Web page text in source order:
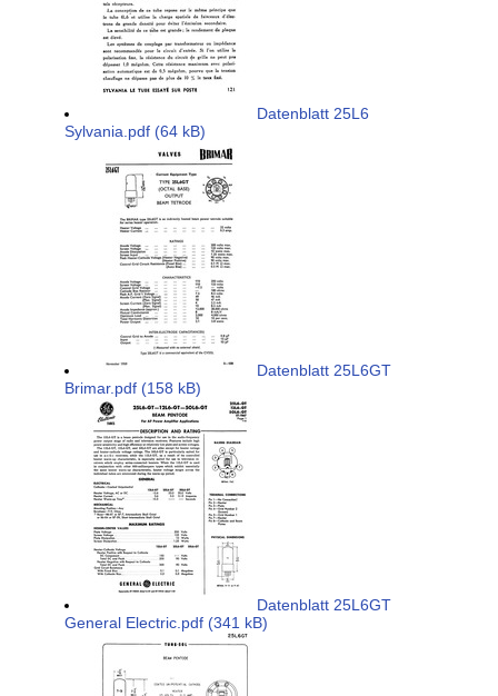
Datenblatt 25L6
Sylvania.pdf (64 kB)
Datenblatt 25L6GT
Brimar.pdf (158 kB)
Datenblatt 25L6GT
General Electric.pdf (341 kB)